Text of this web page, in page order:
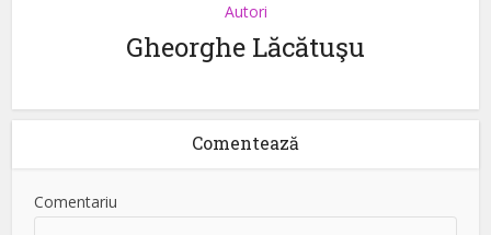
Autori
Gheorghe Lăcătuşu
Comentează
Comentariu